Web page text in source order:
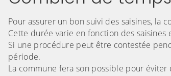
Pour assurer un bon suivi des saisines, la
Cette durée varie en fonction des
Si une procédure peut être contestée
période.
La commune fera son possible pour